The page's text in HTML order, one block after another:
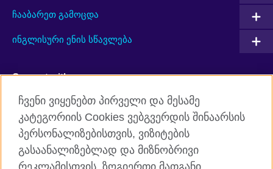
ჩააბარეთ გამოცდა
ინგლისური ენის სწავლება
Connect with us
Facebook Twitter
YouTube RSS
Instagram TikTok
ჩვენი ვიყენებთ პირველი და მესამე
კატეგორიის Cookies ვებგვერდის შინაარსის
პერსონალიზებისთვის, ვიზიტების
გასაანალიზებლად და მიზნობრივი
რეკლამისთვის. ზოგიერთი მათგანი